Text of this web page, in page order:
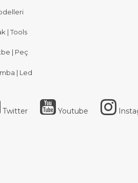
| Tools
| Peç
| Led
Twitter Youtube